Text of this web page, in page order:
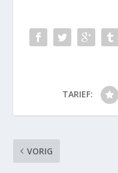
TARIEF:
VORIG